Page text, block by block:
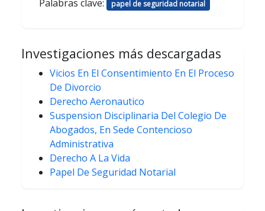
Palabras clave:
papel de seguridad notarial
Investigaciones más descargadas
Vicios En El Consentimiento En El Proceso
De Divorcio
Derecho Aeronautico
Suspension Disciplinaria Del Colegio De
Abogados, En Sede Contencioso
Administrativa
Derecho A La Vida
Papel De Seguridad Notarial